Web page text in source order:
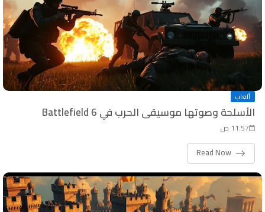
ألعاب
الأسلحة وصوتها موسيقى الحرب في Battlefield 6
11:57 ص
Read Now